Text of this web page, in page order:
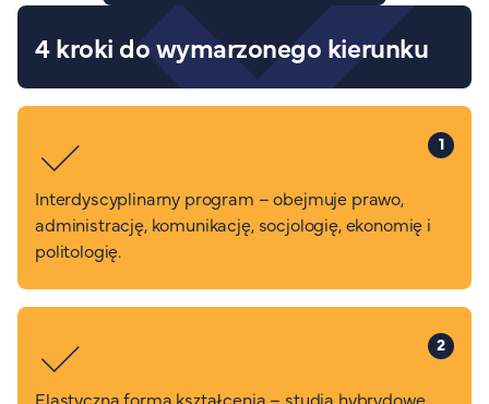
4 kroki do wymarzonego kierunku
1
Interdyscyplinarny program – obejmuje prawo,
administrację, komunikację, socjologię, ekonomię i
politologię.
2
Elastyczna forma kształcenia – studia hybrydowe